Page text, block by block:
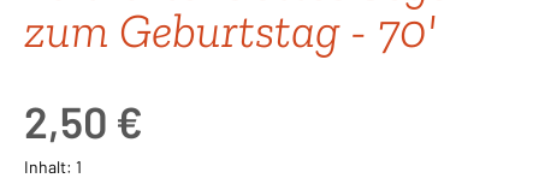
zum Geburtstag - 70'
2,50 €
Inhalt: 1